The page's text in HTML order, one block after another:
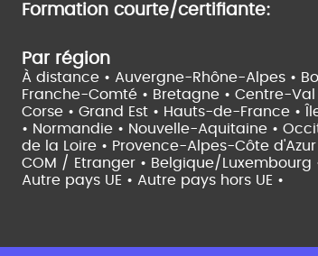
Formation courte/certifiante:
Par région
À distance • Auvergne-Rhône-Alpes •
Franche-Comté • Bretagne • Centre-Val
Corse • Grand Est • Hauts-de-France •
• Normandie • Nouvelle-Aquitaine •
de la Loire • Provence-Alpes-Côte d'Azur
COM / Etranger • Belgique/Luxembourg
Autre pays UE • Autre pays hors UE •